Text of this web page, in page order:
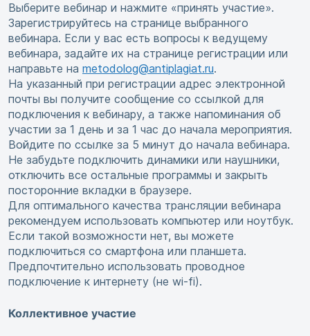
Выберите вебинар и нажмите «принять участие».
Зарегистрируйтесь на странице выбранного
вебинара. Если у вас есть вопросы к ведущему
вебинара, задайте их на странице регистрации или
направьте на metodolog@antiplagiat.ru.
На указанный при регистрации адрес электронной
почты вы получите сообщение со ссылкой для
подключения к вебинару, а также напоминания об
участии за 1 день и за 1 час до начала мероприятия.
Войдите по ссылке за 5 минут до начала вебинара.
Не забудьте подключить динамики или наушники,
отключить все остальные программы и закрыть
посторонние вкладки в браузере.
Для оптимального качества трансляции вебинара
рекомендуем использовать компьютер или ноутбук.
Если такой возможности нет, вы можете
подключиться со смартфона или планшета.
Предпочтительно использовать проводное
подключение к интернету (не wi-fi).
Коллективное участие